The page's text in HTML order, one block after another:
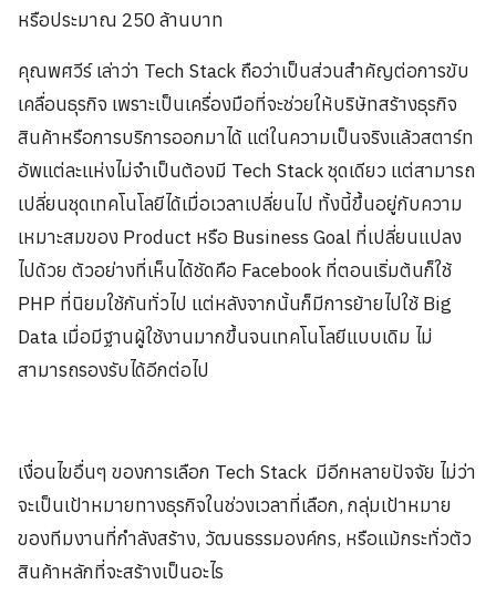
หรือประมาณ 250 ล้านบาท
คุณพศวีร์ เล่าว่า Tech Stack ถือว่าเป็นส่วนสำคัญต่อการขับ
เคลื่อนธุรกิจ เพราะเป็นเครื่องมือที่จะช่วยให้บริษัทสร้างธุรกิจ
สินค้าหรือการบริการออกมาได้ แต่ในความเป็นจริงแล้วสตาร์ท
อัพแต่ละแห่งไม่จำเป็นต้องมี Tech Stack ชุดเดียว แต่สามารถ
เปลี่ยนชุดเทคโนโลยีได้เมื่อเวลาเปลี่ยนไป ทั้งนี้ขึ้นอยู่กับความ
เหมาะสมของ Product หรือ Business Goal ที่เปลี่ยนแปลง
ไปด้วย ตัวอย่างที่เห็นได้ชัดคือ Facebook ที่ตอนเริ่มต้นก็ใช้
PHP ที่นิยมใช้กันทั่วไป แต่หลังจากนั้นก็มีการย้ายไปใช้ Big
Data เมื่อมีฐานผู้ใช้งานมากขึ้นจนเทคโนโลยีแบบเดิม ไม่
สามารถรองรับได้อีกต่อไป
เงื่อนไขอื่นๆ ของการเลือก Tech Stack มีอีกหลายปัจจัย ไม่ว่า
จะเป็นเป้าหมายทางธุรกิจในช่วงเวลาที่เลือก, กลุ่มเป้าหมาย
ของทีมงานที่กำลังสร้าง, วัฒนธรรมองค์กร, หรือแม้กระทั่วตัว
สินค้าหลักที่จะสร้างเป็นอะไร